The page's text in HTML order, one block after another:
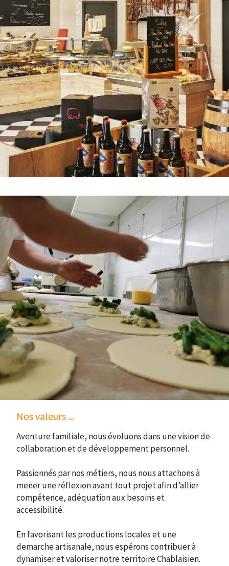
Nos valeurs ...
Aventure familiale, nous évoluons dans une vision de
collaboration et de développement personnel.
Passionnés par nos métiers, nous nous attachons à
mener une réflexion avant tout projet afin d’allier
compétence, adéquation aux besoins et
accessibilité.
En favorisant les productions locales et une
demarche artisanale, nous espérons contribuer à
dynamiser et valoriser notre territoire Chablaisien.